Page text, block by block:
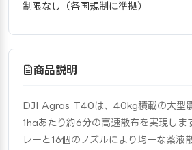
制限なし（各国規制に準拠）
商品説明
DJI Agras T40は、40kg積載の大型農
1haあたり約6分の高速散布を実現しま
レーと16個のノズルにより均一な薬液